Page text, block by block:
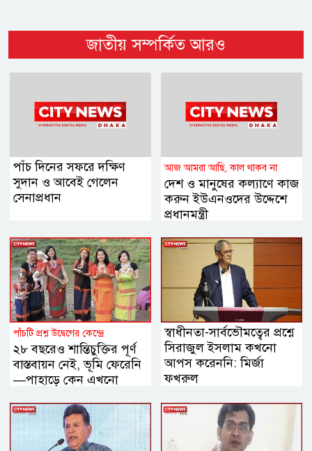
জাতীয় সম্পর্কিত আরও
পাঁচ দিনের সফরে দক্ষিণ
সুদান ও আবেই গেলেন
সেনাপ্রধান
আজ আমরা আছি, কাল থাকব না
দেশ ও মানুষের কল্যাণে কাজ
করুন ইউএনওদের উদ্দেশে
প্রধানমন্ত্রী
পাঁচটি প্রশ্ন উদ্বেগের কেন্দ্রে
২৮ বছরেও শান্তিচুক্তির পূর্ণ
বাস্তবায়ন নেই, ভূমি ফেরেনি
—পাহাড়ে কেন এখনো
স্বাধীনতা-সার্বভৌমত্বের প্রশ্নে
সিরাজুল ইসলাম কখনো
আপস করেননি: মির্জা
ফখরুল